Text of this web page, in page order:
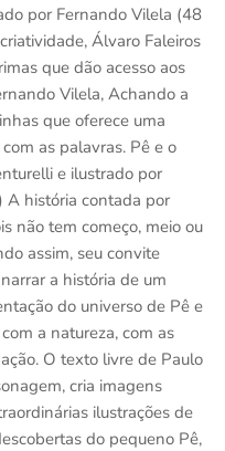
por Fernando Vilela (48
Álvaro Faleiros
que dão acesso aos
Vilela, Achando a
que oferece uma
as palavras. Pê e o
e ilustrado por
A história contada por
não tem começo, meio ou
assim, seu convite
a história de um
do universo de Pê e
a natureza, com as
O texto livre de Paulo
cria imagens
ilustrações de
do pequeno Pê,